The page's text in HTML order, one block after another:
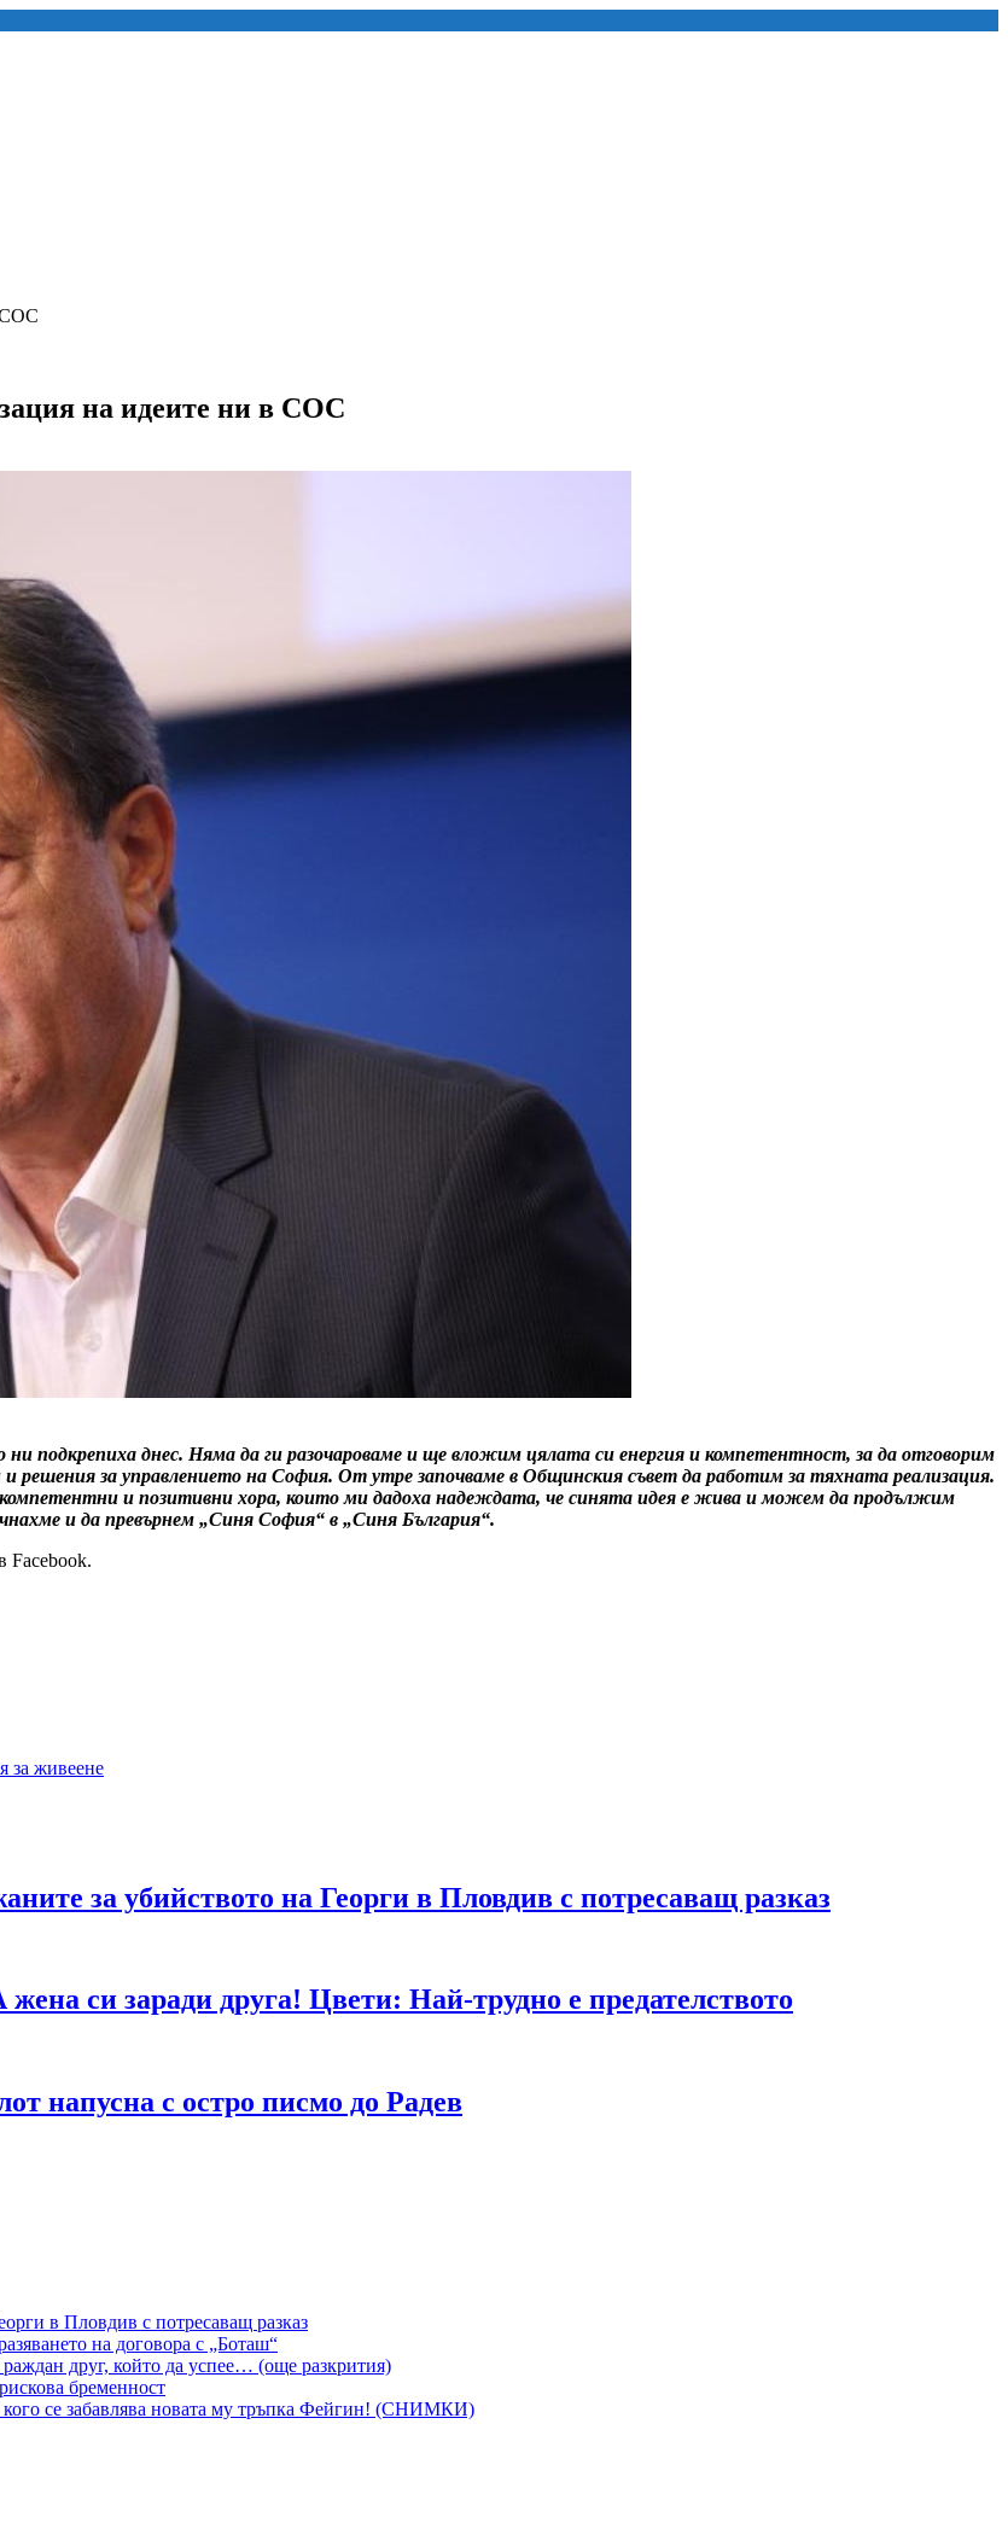
СОС
на идеите ни в СОС
подкрепиха днес. Няма да ги разочароваме и ще вложим цялата си енергия и компетентност, за да отговорим
решения за управлението на София. От утре започваме в Общинския съвет да работим за тяхната реализация.
и позитивни хора, които ми дадоха надеждата, че синята идея е жива и можем да продължим
и да превърнем „Синя София“ в „Синя България“.
Facebook.
за живеене
за убийството на Георги в Пловдив с потресаващ разказ
си заради друга! Цвети: Най-трудно е предателството
напусна с остро писмо до Радев
в Пловдив с потресаващ разказ
на договора с „Боташ“
друг, който да успее… (още разкрития)
бременност
се забавлява новата му тръпка Фейгин! (СНИМКИ)